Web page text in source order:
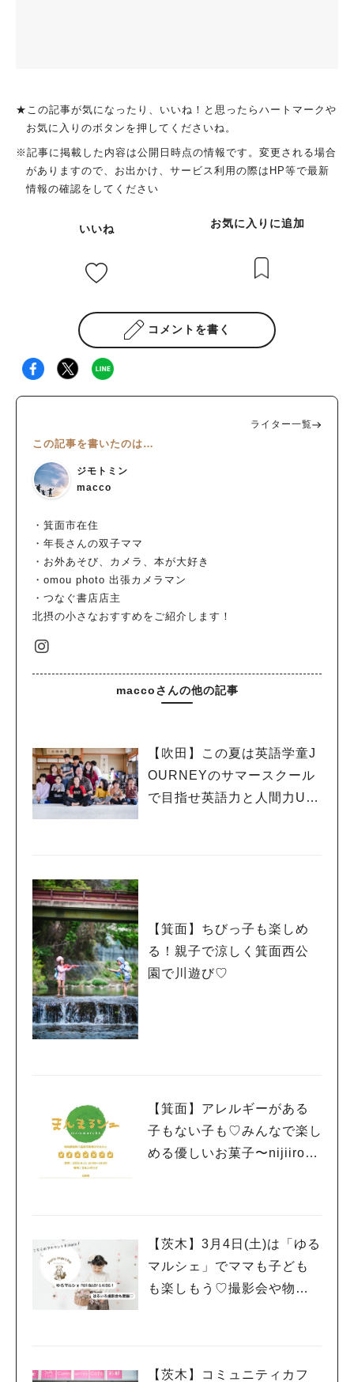
★この記事が気になったり、いいね！と思ったらハートマークや
お気に入りのボタンを押してくださいね。
※記事に掲載した内容は公開日時点の情報です。変更される場合
がありますので、お出かけ、サービス利用の際はHP等で最新
情報の確認をしてください
いいね お気に入りに追加
コメントを書く
ライター一覧
この記事を書いたのは…
ジモトミン
macco
・箕面市在住
・年長さんの双子ママ
・お外あそび、カメラ、本が大好き
・omou photo 出張カメラマン
・つなぐ書店店主
北摂の小さなおすすめをご紹介します！
maccoさんの他の記事
【吹田】この夏は英語学童J
OURNEYのサマースクール
で目指せ英語力と人間力U
【箕面】ちびっ子も楽しめ
る！親子で涼しく箕面西公
園で川遊び♡
【箕面】アレルギーがある
子もない子も♡みんなで楽し
める優しいお菓子〜nijiiro te
【茨木】3月4日(土)は「ゆる
マルシェ」でママも子ども
も楽しもう♡撮影会や物販も
【茨木】コミュニティカフ
人気のキーワード
#今週どこいく？#自然とふれあう#ランチ#カフェ#まとめ
#教えたい／教えて投稿記事
#大阪学院大 商品開発プロジェクト
#あなたはどっち？